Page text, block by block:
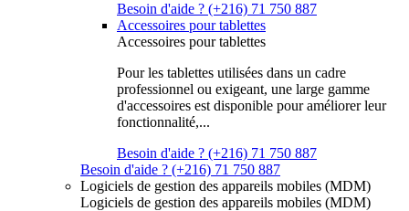
Besoin d'aide ? (+216) 71 750 887
Accessoires pour tablettes
Accessoires pour tablettes
Pour les tablettes utilisées dans un cadre
professionnel ou exigeant, une large gamme
d'accessoires est disponible pour améliorer leur
fonctionnalité,...
Besoin d'aide ? (+216) 71 750 887
Besoin d'aide ? (+216) 71 750 887
Logiciels de gestion des appareils mobiles (MDM)
Logiciels de gestion des appareils mobiles (MDM)